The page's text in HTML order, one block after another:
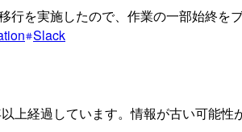
を実施したので、作業の一部始終をブ
Slack
上経過しています。情報が古い可能性